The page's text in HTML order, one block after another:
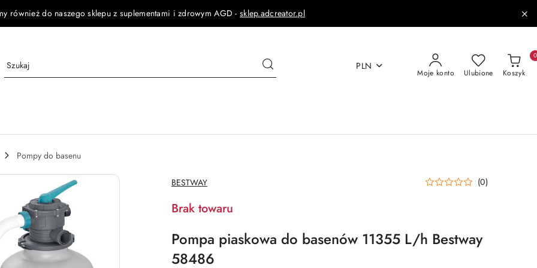
również do naszego sklepu z suplementami i zdrowym AGD - sklep.adcreator.pl
PLN
Moje konto Ulubione Koszyk
0
Pompy do basenu
NAZWA
PRODUCENTA:
BESTWAY (0)
Brak towaru
Pompa piaskowa do basenów 11355 L/h Bestway
58486